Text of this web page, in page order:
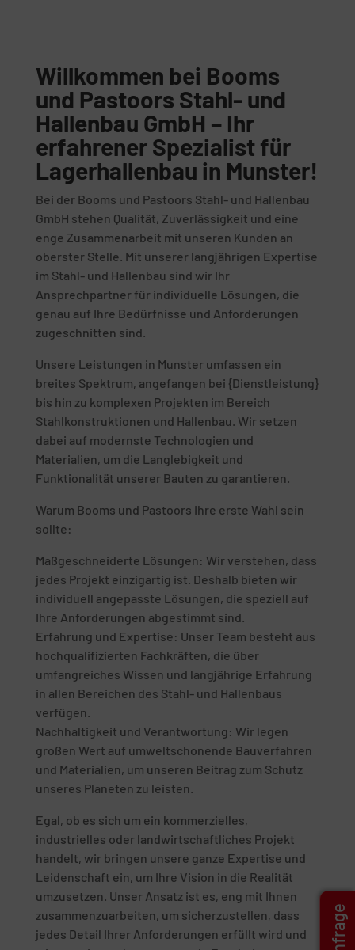
Willkommen bei Booms
und Pastoors Stahl- und
Hallenbau GmbH – Ihr
erfahrener Spezialist für
Lagerhallenbau in Munster!
Bei der Booms und Pastoors Stahl- und Hallenbau
GmbH stehen Qualität, Zuverlässigkeit und eine
enge Zusammenarbeit mit unseren Kunden an
oberster Stelle. Mit unserer langjährigen Expertise
im Stahl- und Hallenbau sind wir Ihr
Ansprechpartner für individuelle Lösungen, die
genau auf Ihre Bedürfnisse und Anforderungen
zugeschnitten sind.
Unsere Leistungen in Munster umfassen ein
breites Spektrum, angefangen bei {Dienstleistung}
bis hin zu komplexen Projekten im Bereich
Stahlkonstruktionen und Hallenbau. Wir setzen
dabei auf modernste Technologien und
Materialien, um die Langlebigkeit und
Funktionalität unserer Bauten zu garantieren.
Warum Booms und Pastoors Ihre erste Wahl sein
sollte:
Maßgeschneiderte Lösungen: Wir verstehen, dass
jedes Projekt einzigartig ist. Deshalb bieten wir
individuell angepasste Lösungen, die speziell auf
Ihre Anforderungen abgestimmt sind.
Erfahrung und Expertise: Unser Team besteht aus
hochqualifizierten Fachkräften, die über
umfangreiches Wissen und langjährige Erfahrung
in allen Bereichen des Stahl- und Hallenbaus
verfügen.
Nachhaltigkeit und Verantwortung: Wir legen
großen Wert auf umweltschonende Bauverfahren
und Materialien, um unseren Beitrag zum Schutz
unseres Planeten zu leisten.
Egal, ob es sich um ein kommerzielles,
industrielles oder landwirtschaftliches Projekt
handelt, wir bringen unsere ganze Expertise und
Leidenschaft ein, um Ihre Vision in die Realität
umzusetzen. Unser Ansatz ist es, eng mit Ihnen
zusammenzuarbeiten, um sicherzustellen, dass
jedes Detail Ihrer Anforderungen erfüllt wird und